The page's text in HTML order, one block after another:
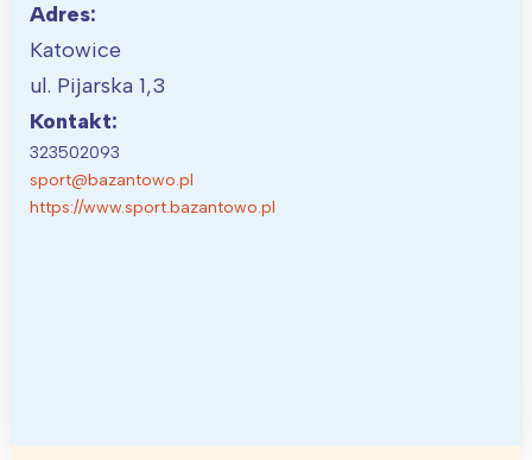
Adres:
Katowice
ul. Pijarska 1,3
Kontakt:
323502093
sport@bazantowo.pl
https://www.sport.bazantowo.pl